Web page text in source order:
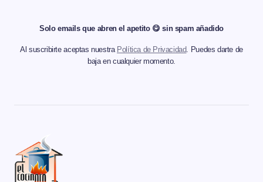
Solo emails que abren el apetito 😋 sin spam añadido
Al suscribirte aceptas nuestra Política de Privacidad. Puedes darte de
baja en cualquier momento.